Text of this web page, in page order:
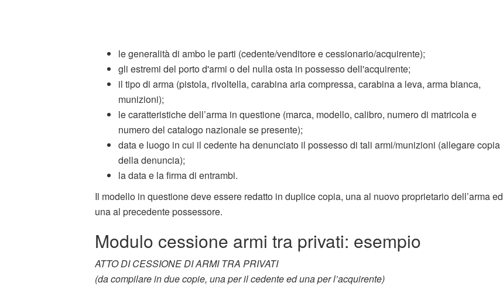
le generalità di ambo le parti (cedente/venditore e cessionario/acquirente);
gli estremi del porto d'armi o del nulla osta in possesso dell'acquirente;
il tipo di arma (pistola, rivoltella, carabina aria compressa, carabina a leva, arma bianca,
munizioni);
le caratteristiche dell’arma in questione (marca, modello, calibro, numero di matricola e
numero del catalogo nazionale se presente);
data e luogo in cui il cedente ha denunciato il possesso di tali armi/munizioni (allegare copia
della denuncia);
la data e la firma di entrambi.
Il modello in questione deve essere redatto in duplice copia, una al nuovo proprietario dell’arma ed
una al precedente possessore.
Modulo cessione armi tra privati: esempio
ATTO DI CESSIONE DI ARMI TRA PRIVATI
(da compilare in due copie, una per il cedente ed una per l’acquirente)